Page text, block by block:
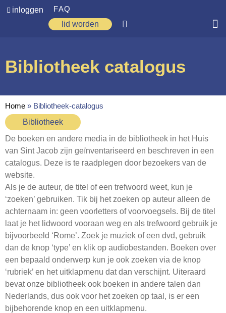
inloggen
FAQ
lid worden
Zoeken
Op weg
Spirituele reis
Ervaringen
Regio’s
Nieuws
Agenda
Webshop
Contact
Bibliotheek catalogus
Home » Bibliotheek-catalogus
Bibliotheek
De boeken en andere media in de bibliotheek in het Huis
van Sint Jacob zijn geïnventariseerd en beschreven in een
catalogus. Deze is te raadplegen door bezoekers van de
website.
Als je de auteur, de titel of een trefwoord weet, kun je
‘zoeken’ gebruiken. Tik bij het zoeken op auteur alleen de
achternaam in: geen voorletters of voorvoegsels. Bij de titel
laat je het lidwoord vooraan weg en als trefwoord gebruik je
bijvoorbeeld ‘Rome’. Zoek je muziek of een dvd, gebruik
dan de knop ‘type’ en klik op audiobestanden. Boeken over
een bepaald onderwerp kun je ook zoeken via de knop
‘rubriek’ en het uitklapmenu dat dan verschijnt. Uiteraard
bevat onze bibliotheek ook boeken in andere talen dan
Nederlands, dus ook voor het zoeken op taal, is er een
bijbehorende knop en een uitklapmenu.